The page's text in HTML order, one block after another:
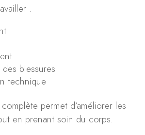
:
blessures
technique
permet d’améliorer les
en prenant soin du corps.